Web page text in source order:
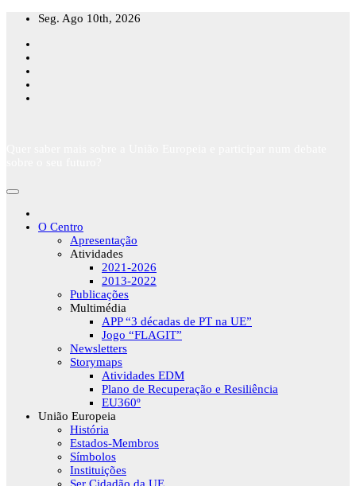
Skip
content
Seg. Ago 10th, 2026
O Centro
Apresentação
Atividades
2021-2026
2013-2022
Publicações
Multimédia
APP “3 décadas de PT na UE”
Jogo “FLAGIT”
Newsletters
Storymaps
Atividades EDM
Plano de Recuperação e Resiliência
EU360º
União Europeia
História
Estados-Membros
Símbolos
Instituições